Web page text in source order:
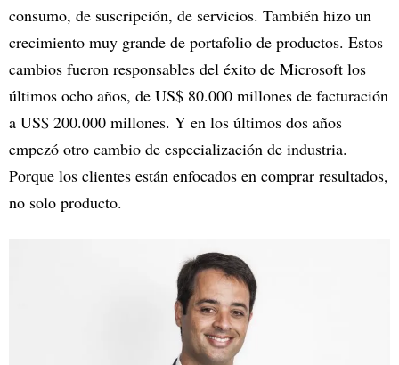
consumo, de suscripción, de servicios. También hizo un
crecimiento muy grande de portafolio de productos. Estos
cambios fueron responsables del éxito de Microsoft los
últimos ocho años, de US$ 80.000 millones de facturación
a US$ 200.000 millones. Y en los últimos dos años
empezó otro cambio de especialización de industria.
Porque los clientes están enfocados en comprar resultados,
no solo producto.